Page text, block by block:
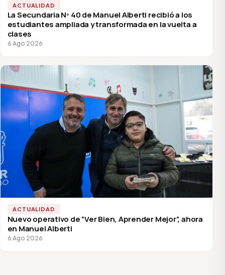
ACTUALIDAD
La Secundaria Nº 40 de Manuel Alberti recibió a los
estudiantes ampliada y transformada en la vuelta a
clases
6 Ago 2026
ACTUALIDAD
Nuevo operativo de “Ver Bien, Aprender Mejor”, ahora
en Manuel Alberti
6 Ago 2026